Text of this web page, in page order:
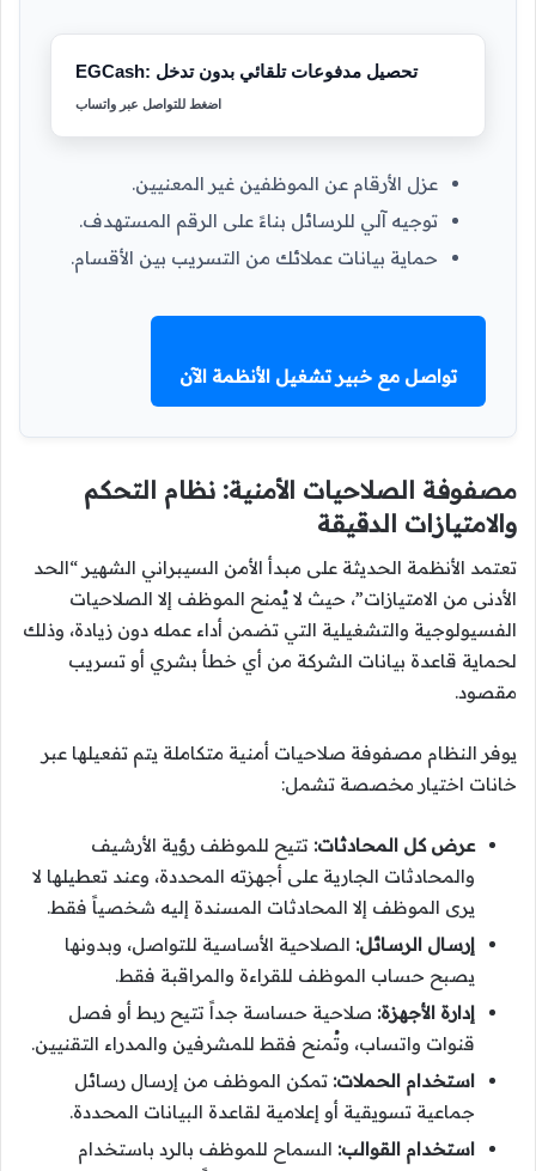
EGCash: تحصيل مدفوعات تلقائي بدون تدخل
اضغط للتواصل عبر واتساب
عزل الأرقام عن الموظفين غير المعنيين.
توجيه آلي للرسائل بناءً على الرقم المستهدف.
حماية بيانات عملائك من التسريب بين الأقسام.
تواصل مع خبير تشغيل الأنظمة الآن
مصفوفة الصلاحيات الأمنية: نظام التحكم
والامتيازات الدقيقة
تعتمد الأنظمة الحديثة على مبدأ الأمن السيبراني الشهير “الحد
الأدنى من الامتيازات”، حيث لا يُمنح الموظف إلا الصلاحيات
الفسيولوجية والتشغيلية التي تضمن أداء عمله دون زيادة، وذلك
لحماية قاعدة بيانات الشركة من أي خطأ بشري أو تسريب
مقصود.
يوفر النظام مصفوفة صلاحيات أمنية متكاملة يتم تفعيلها عبر
خانات اختيار مخصصة تشمل:
عرض كل المحادثات: تتيح للموظف رؤية الأرشيف
والمحادثات الجارية على أجهزته المحددة، وعند تعطيلها لا
يرى الموظف إلا المحادثات المسندة إليه شخصياً فقط.
إرسال الرسائل: الصلاحية الأساسية للتواصل، وبدونها
يصبح حساب الموظف للقراءة والمراقبة فقط.
إدارة الأجهزة: صلاحية حساسة جداً تتيح ربط أو فصل
قنوات واتساب، وتُمنح فقط للمشرفين والمدراء التقنيين.
استخدام الحملات: تمكن الموظف من إرسال رسائل
جماعية تسويقية أو إعلامية لقاعدة البيانات المحددة.
استخدام القوالب: السماح للموظف بالرد باستخدام